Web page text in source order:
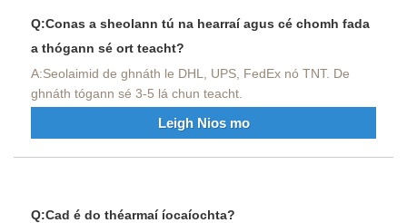
Q:Conas a sheolann tú na hearraí agus cé chomh fada
a thógann sé ort teacht?
A:Seolaimid de ghnáth le DHL, UPS, FedEx nó TNT. De
ghnáth tógann sé 3-5 lá chun teacht.
Leigh Nios mo
Q:Cad é do théarmaí íocaíochta?